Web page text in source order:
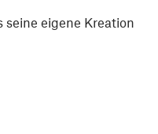
seine eigene Kreation